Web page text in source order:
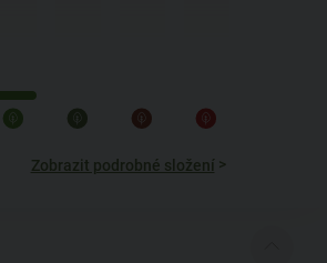
Zobrazit podrobné složení >